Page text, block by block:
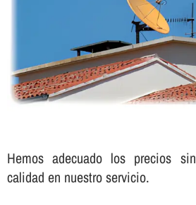
Hemos adecuado los precios
calidad en nuestro servicio.